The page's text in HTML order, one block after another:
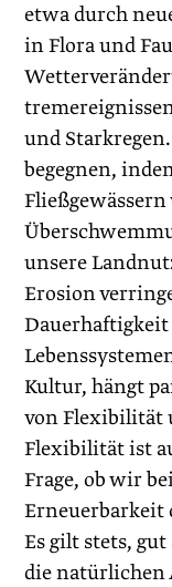
etwa durch
in Flora und
und
begegnen,
unsere
Erosion
Kultur, hängt
von Flexibilität
Flexibilität ist
Frage, ob wir
Erneuerbarkeit
Es gilt stets,
die natürlichen